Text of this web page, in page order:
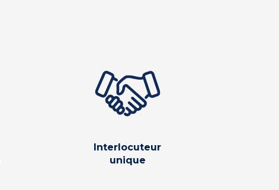
Interlocuteur
unique